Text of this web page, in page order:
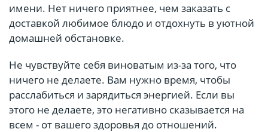
имени. Нет ничего приятнее, чем заказать с
доставкой любимое блюдо и отдохнуть в уютной
домашней обстановке.
Не чувствуйте себя виноватым из-за того, что
ничего не делаете. Вам нужно время, чтобы
расслабиться и зарядиться энергией. Если вы
этого не делаете, это негативно сказывается на
всем - от вашего здоровья до отношений.